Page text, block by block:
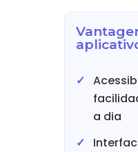
a dia